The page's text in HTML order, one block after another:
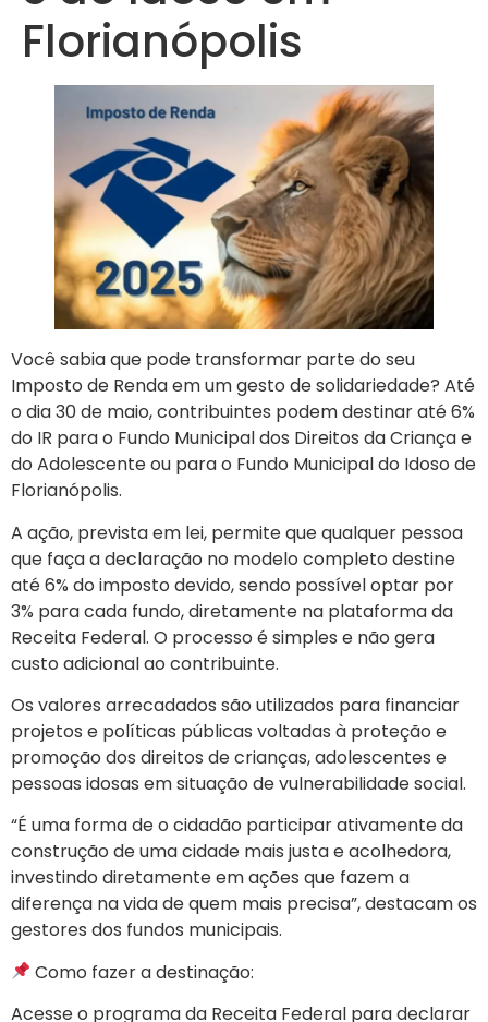
Florianópolis
Você sabia que pode transformar parte do seu
Imposto de Renda em um gesto de solidariedade? Até
o dia 30 de maio, contribuintes podem destinar até 6%
do IR para o Fundo Municipal dos Direitos da Criança e
do Adolescente ou para o Fundo Municipal do Idoso de
Florianópolis.
A ação, prevista em lei, permite que qualquer pessoa
que faça a declaração no modelo completo destine
até 6% do imposto devido, sendo possível optar por
3% para cada fundo, diretamente na plataforma da
Receita Federal. O processo é simples e não gera
custo adicional ao contribuinte.
Os valores arrecadados são utilizados para financiar
projetos e políticas públicas voltadas à proteção e
promoção dos direitos de crianças, adolescentes e
pessoas idosas em situação de vulnerabilidade social.
“É uma forma de o cidadão participar ativamente da
construção de uma cidade mais justa e acolhedora,
investindo diretamente em ações que fazem a
diferença na vida de quem mais precisa”, destacam os
gestores dos fundos municipais.
Como fazer a destinação:
Acesse o programa da Receita Federal para declarar